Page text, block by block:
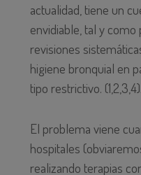
actualidad, tiene un
envidiable, tal y
revisiones
higiene bronquial en
tipo restrictivo. (1,2,3,4).
El problema viene
hospitales
realizando terapias